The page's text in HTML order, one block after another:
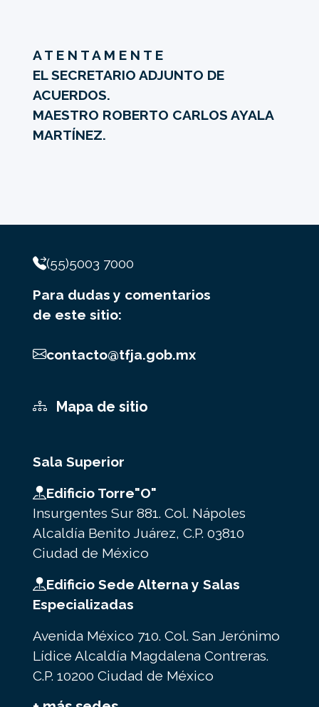
A T E N T A M E N T E
EL SECRETARIO ADJUNTO DE
ACUERDOS.
MAESTRO ROBERTO CARLOS AYALA
MARTÍNEZ.
(55)5003 7000
Para dudas y comentarios
de este sitio:
contacto@tfja.gob.mx
Mapa de sitio
Sala Superior
Edificio Torre"O"
Insurgentes Sur 881. Col. Nápoles
Alcaldía Benito Juárez, C.P. 03810
Ciudad de México
Edificio Sede Alterna y Salas
Especializadas
Avenida México 710. Col. San Jerónimo
Lídice Alcaldía Magdalena Contreras.
C.P. 10200 Ciudad de México